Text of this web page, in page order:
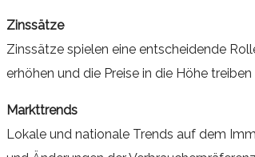
Zinssätze
Zinssätze spielen eine entscheidende
erhöhen und die Preise in die Höhe
Markttrends
Lokale und nationale Trends auf dem